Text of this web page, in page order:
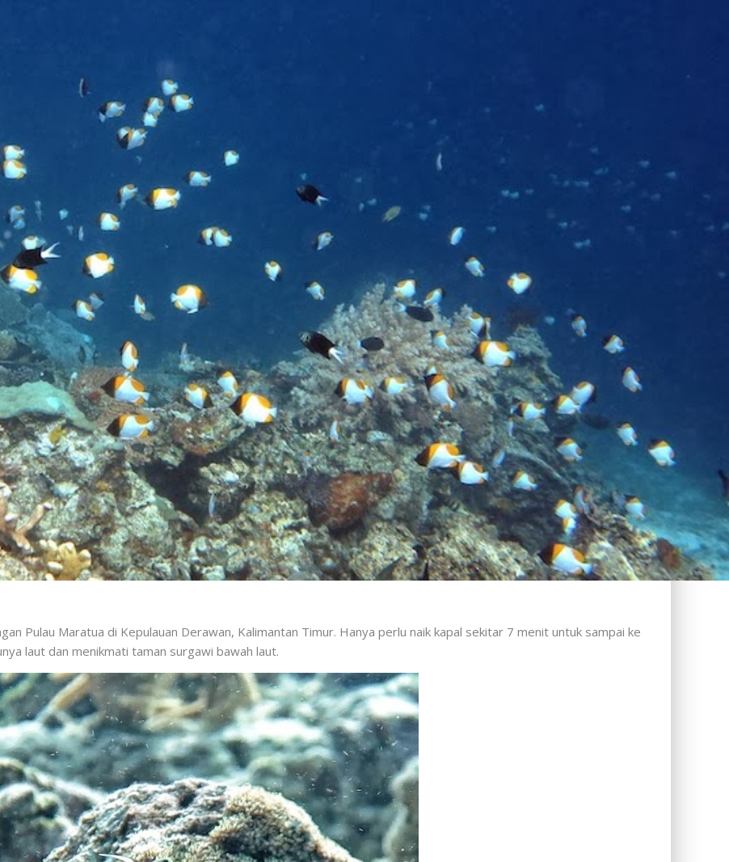
Pulau Maratua di Kepulauan Derawan, Kalimantan Timur. Hanya perlu naik kapal sekitar 7 menit untuk sampai ke
laut dan menikmati taman surgawi bawah laut.